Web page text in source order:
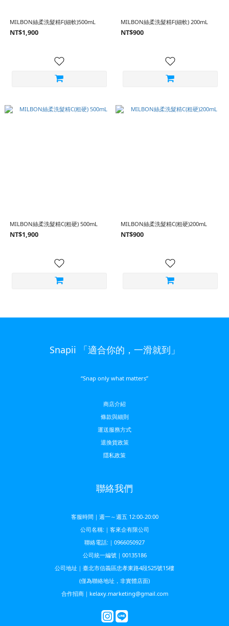
MILBON絲柔洗髮精F(細軟)500mL
NT$1,900
MILBON絲柔洗髮精F(細軟) 200mL
NT$900
MILBON絲柔洗髮精C(粗硬) 500mL
NT$1,900
MILBON絲柔洗髮精C(粗硬)200mL
NT$900
Snapii 「適合你的，一滑就到」
“Snap only what matters”
商店介紹
條款與細則
運送服務方式
退換貨政策
隱私政策
聯絡我們
客服時間｜週一～週五 12:00-20:00
公司名稱:｜客來企有限公司
聯絡電話:｜0966050927
公司統一編號｜00135186
公司地址｜臺北市信義區忠孝東路4段525號15樓
(僅為聯絡地址，非實體店面)
合作招商｜kelaxy.marketing@gmail.com